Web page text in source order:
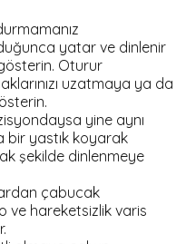
yatar ve dinlenir
Oturur
uzatmaya ya da
yine aynı
bir yastık koyarak
şekilde dinlenmeye
çabucak
ve hareketsizlik varis